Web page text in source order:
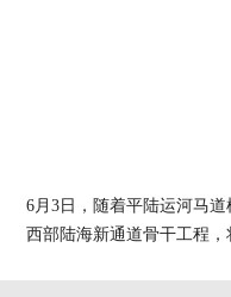
6月3日，随着平陆运河马
西部陆海新通道骨干工程